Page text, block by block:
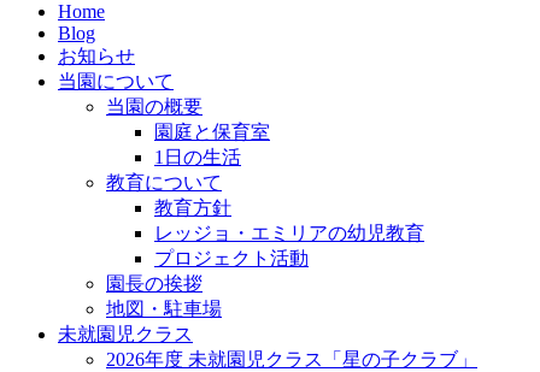
Home
Blog
お知らせ
当園について
当園の概要
園庭と保育室
1日の生活
教育について
教育方針
レッジョ・エミリアの幼児教育
プロジェクト活動
園長の挨拶
地図・駐車場
未就園児クラス
2026年度 未就園児クラス「星の子クラブ」